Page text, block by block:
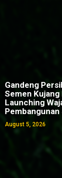
Gandeng
Semen Kujang
Launching
Pembangunan
August 5, 2026